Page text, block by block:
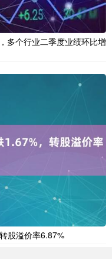
多个行业二季度业绩环比增
股溢价率6.87%